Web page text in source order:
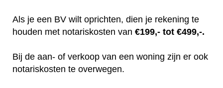
Als je een BV wilt oprichten, dien je rekening te
houden met notariskosten van €199,- tot €499,-.
Bij de aan- of verkoop van een woning zijn er ook
notariskosten te overwegen.